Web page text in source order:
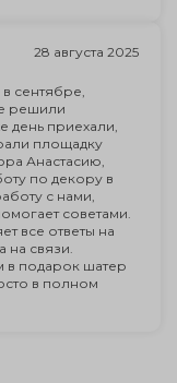
28 августа 2025
сентябре,
решили
день приехали,
площадку
Анастасию,
по декору в
с нами,
советами.
все ответы на
на связи.
в подарок шатер
в полном